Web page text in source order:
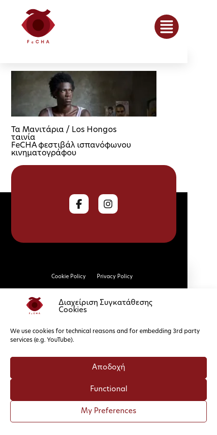
Διαχείριση Συγκατάθεσης
Cookies
We use cookies for technical reasons and for embedding 3rd party
services (e.g. YouTube).
Αποδοχή
Functional
My Preferences
Τα Μανιτάρια / Los Hongos
ταινία
FeCHA φεστιβάλ ισπανόφωνου
κινηματογράφου
Cookie Policy Privacy Policy